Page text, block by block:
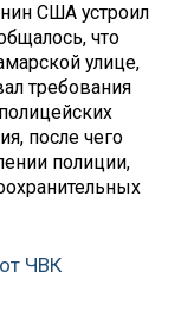
США устроил
что
улице,
требования
после чего
полиции,
ЧВК